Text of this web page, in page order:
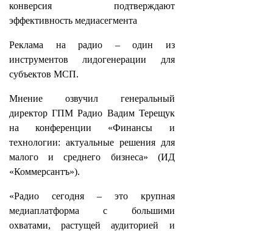
конверсия подтверждают
эффективность медиасегмента
Реклама на радио – один из
инструментов лидогенерации для
субъектов МСП.
Мнение озвучил генеральный
директор ГПМ Радио Вадим Терещук
на конференции «Финансы и
технологии: актуальные решения для
малого и среднего бизнеса» (ИД
«Коммерсантъ»).
«Радио сегодня – это крупная
медиаплатформа с большими
охватами, растущей аудиторией и